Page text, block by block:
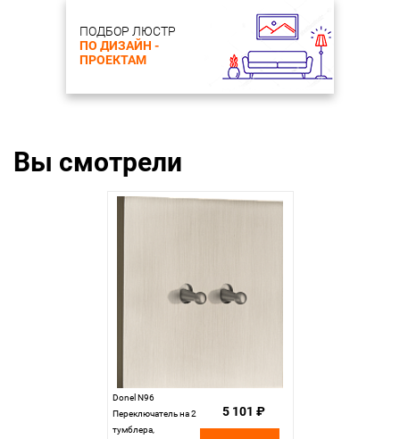
ПОДБОР ЛЮСТР
ПО ДИЗАЙН -
ПРОЕКТАМ
Вы смотрели
Donel N96
Переключатель на 2
тумблера,
5 101 ₽